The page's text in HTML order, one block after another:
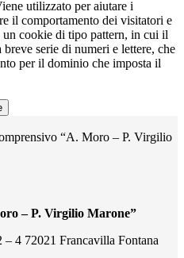
utilizzato per aiutare i
il comportamento dei visitatori e
cookie di tipo pattern, in cui il
serie di numeri e lettere, che
per il dominio che imposta il
“A. Moro – P. Virgilio
– P. Virgilio Marone”
4 72021 Francavilla Fontana